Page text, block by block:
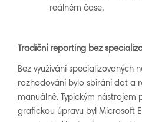
reálném čase.
Tradiční reporting bez
Bez využívání specializovaných
rozhodování bylo sbírání dat a
manuálně. Typickým
grafickou úpravu byl Microsoft